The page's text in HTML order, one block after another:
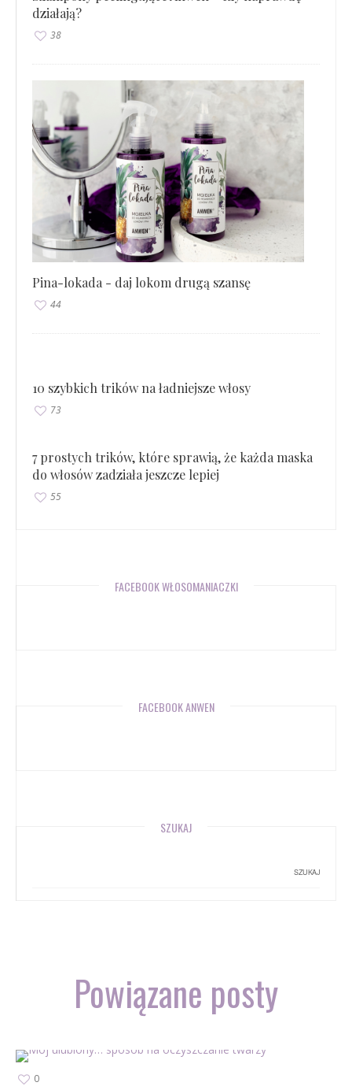
działają?
38
Pina-lokada - daj lokom drugą szansę
44
10 szybkich trików na ładniejsze włosy
73
7 prostych trików, które sprawią, że każda maska
do włosów zadziała jeszcze lepiej
55
FACEBOOK WŁOSOMANIACZKI
FACEBOOK ANWEN
SZUKAJ
Powiązane posty
0